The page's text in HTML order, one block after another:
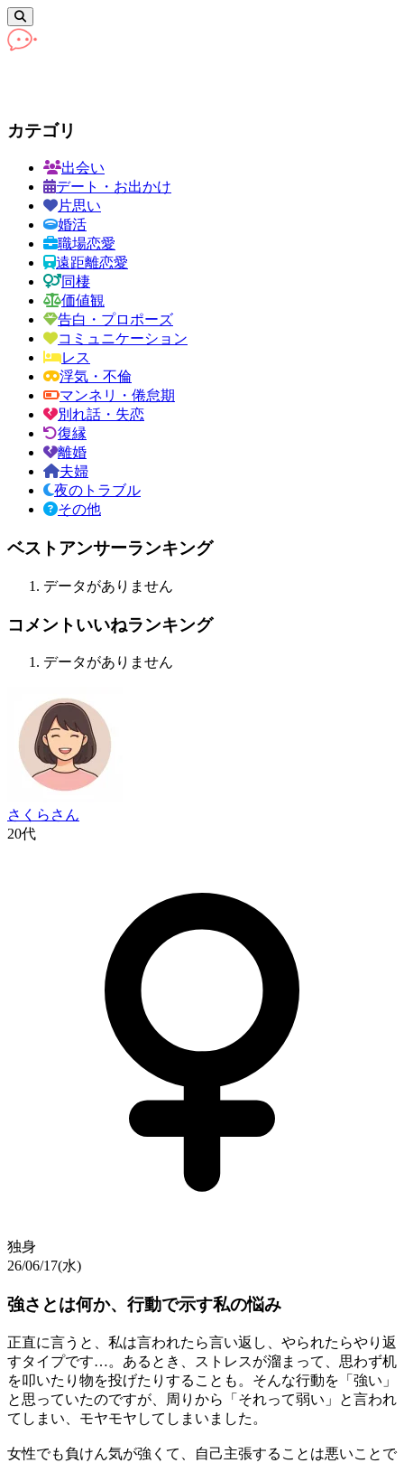
カテゴリ
出会い
デート・お出かけ
片思い
婚活
職場恋愛
遠距離恋愛
同棲
価値観
告白・プロポーズ
コミュニケーション
レス
浮気・不倫
マンネリ・倦怠期
別れ話・失恋
復縁
離婚
夫婦
夜のトラブル
その他
ベストアンサーランキング
データがありません
コメントいいねランキング
データがありません
さくら さん
20代
独身
26/06/17(水)
強さとは何か、行動で示す私の悩み
正直に言うと、私は言われたら言い返し、やられたらやり返
すタイプです…。あるとき、ストレスが溜まって、思わず机
を叩いたり物を投げたりすることも。そんな行動を「強い」
と思っていたのですが、周りから「それって弱い」と言われ
てしまい、モヤモヤしてしまいました。
女性でも負けん気が強くて、自己主張することは悪いことで